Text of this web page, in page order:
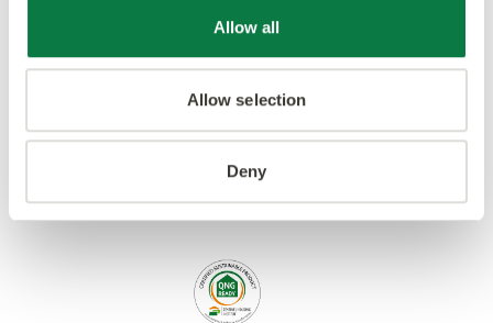
Allow all
Allow selection
Deny